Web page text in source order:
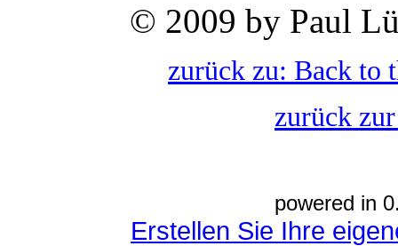
© 2009 by Paul
zurück zu: Back to
zurück
powered in
Erstellen Sie Ihre